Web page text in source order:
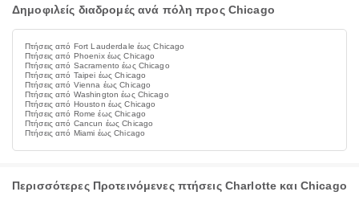
Δημοφιλείς διαδρομές ανά πόλη προς Chicago
Πτήσεις από Fort Lauderdale έως Chicago
Πτήσεις από Phoenix έως Chicago
Πτήσεις από Sacramento έως Chicago
Πτήσεις από Taipei έως Chicago
Πτήσεις από Vienna έως Chicago
Πτήσεις από Washington έως Chicago
Πτήσεις από Houston έως Chicago
Πτήσεις από Rome έως Chicago
Πτήσεις από Cancun έως Chicago
Πτήσεις από Miami έως Chicago
Περισσότερες Προτεινόμενες πτήσεις Charlotte και Chicago